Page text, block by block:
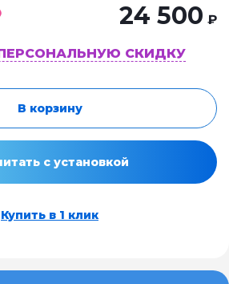
24 500 ₽
СКИДКУ
В корзину
с установкой
Купить в 1 клик